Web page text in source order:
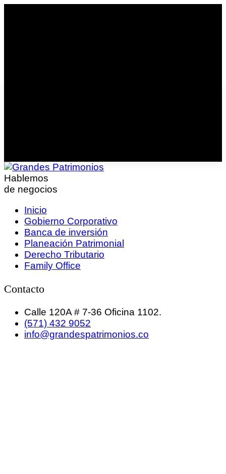
Hablemos
de negocios
Inicio
Gobierno Corporativo
Banca de inversión
Planeación Patrimonial
Derecho Tributario
Family Office
Contacto
Calle 120A # 7-36 Oficina 1102.
(571) 432 9052
info@grandespatrimonios.co